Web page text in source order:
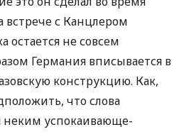
встрече с Канцлером
остается не совсем
Германия вписывается в
конструкцию. Как,
что слова
неким успокаивающе-